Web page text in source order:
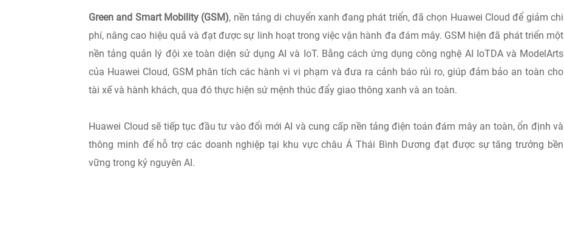
Green and Smart Mobility (GSM), nền tảng di chuyển xanh đang phát triển, đã chọn Huawei Cloud để giảm chi
phí, nâng cao hiệu quả và đạt được sự linh hoạt trong việc vận hành đa đám mây. GSM hiện đã phát triển một
nền tảng quản lý đội xe toàn diện sử dụng AI và IoT. Bằng cách ứng dụng công nghệ AI IoTDA và ModelArts
của Huawei Cloud, GSM phân tích các hành vi vi phạm và đưa ra cảnh báo rủi ro, giúp đảm bảo an toàn cho
tài xế và hành khách, qua đó thực hiện sứ mệnh thúc đẩy giao thông xanh và an toàn.
Huawei Cloud sẽ tiếp tục đầu tư vào đổi mới AI và cung cấp nền tảng điện toán đám mây an toàn, ổn định và
thông minh để hỗ trợ các doanh nghiệp tại khu vực châu Á Thái Bình Dương đạt được sự tăng trưởng bền
vững trong kỷ nguyên AI.